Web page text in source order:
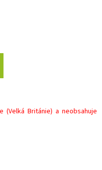
(Velká Británie) a neobsahuje